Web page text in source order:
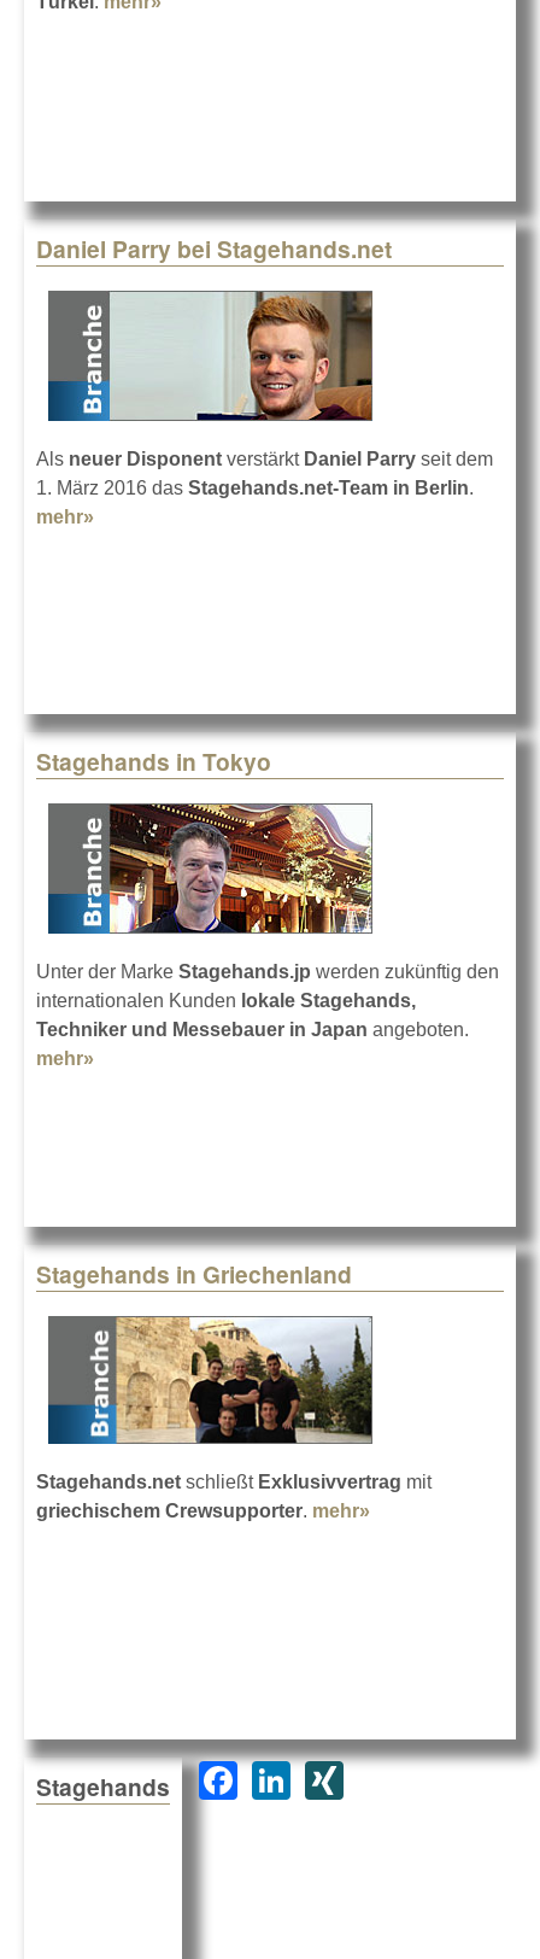
Daniel Parry bei Stagehands.net
Als neuer Disponent verstärkt Daniel Parry seit dem
1. März 2016 das Stagehands.net-Team in Berlin.
mehr»
Stagehands in Tokyo
Unter der Marke Stagehands.jp werden zukünftig den
internationalen Kunden lokale Stagehands,
Techniker und Messebauer in Japan angeboten.
mehr»
Stagehands in Griechenland
Stagehands.net schließt Exklusivvertrag mit
griechischem Crewsupporter. mehr»
Stagehands
F
Li XI